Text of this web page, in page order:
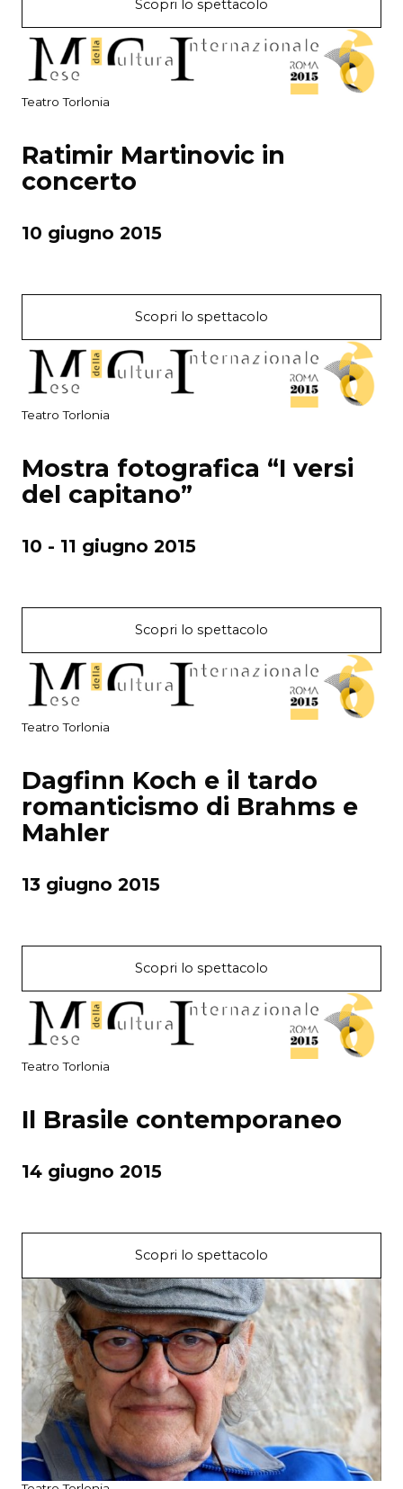
Scopri lo spettacolo
Teatro Torlonia
Ratimir Martinovic in
concerto
10 giugno 2015
Scopri lo spettacolo
Teatro Torlonia
Mostra fotografica “I versi
del capitano”
10 - 11 giugno 2015
Scopri lo spettacolo
Teatro Torlonia
Dagfinn Koch e il tardo
romanticismo di Brahms e
Mahler
13 giugno 2015
Scopri lo spettacolo
Teatro Torlonia
Il Brasile contemporaneo
14 giugno 2015
Scopri lo spettacolo